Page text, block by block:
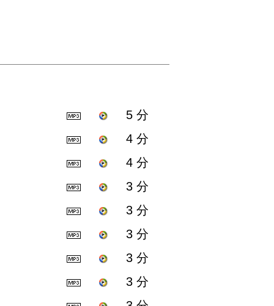
5 分
4 分
4 分
3 分
3 分
3 分
3 分
3 分